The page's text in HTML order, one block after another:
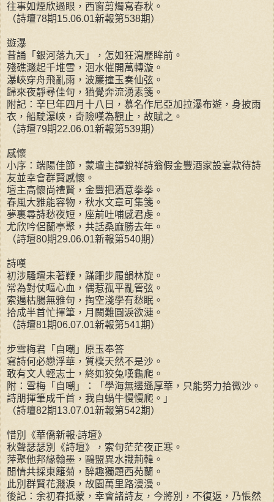
往事如煙欣過眼，西窗剪燭寫春秋。
（詩壇78期15.06.01新報第538期）
遊瀑
昔誦「銀河落九天」，怎如狂瀉歷眸前。
殘礁濺起千堆雪，洄水催開萬轉漩。
瀑峽穿舟飛亂雨，波簾撞玉奏仙弦。
歸來夜靜尋佳句，猶覺奔流湧素箋。
附記：辛巳年四月十八日，慕名作尼亞加拉瀑布遊，身披雨
衣，船駛瀑峽，奇險嘆為觀止，故賦之。
（詩壇79期22.06.01新報第539期）
感懷
小序：端陽佳節，蒙壇主譚銳祥詩翁假金豐酒家設宴款待詩
友並幸會群賢感懷。
壇主高懷尚禮賢，金豐把酒意拳拳。
春風大雅能容物，秋水文章可集箋。
夢裏尋詩愁夜短，座前吐哺感君虔。
尤欣吟侶蘭亭聚，共話桑麻勝去年。
（詩壇80期29.06.01新報第540期）
詩嘆
初涉騷壇未著鞭，蹣跚步履韻林旋。
常為對仗嘔心血，偶惹孤平亂管弦。
索遍枯腸無雅句，掏空淺學有愁眠。
拾成半首忙揮筆，月闕難圓淚欲漣。
（詩壇81期06.07.01新報第541期）
步雪梅君「自嘲」原玉奉答
寫詩何必戀浮華，質樸天然不是沙。
敢有文人輕志士，終如狡兔嘆龜爬。
附：雪梅「自嘲」：「學海無邊遜厚華，只能努力拾微沙。
詩朋揮筆成千首，我自蝸牛慢慢爬。」
（詩壇82期13.07.01新報第542期）
惜別《華僑新報‧詩壇》
秋聲瑟瑟別《詩壇》，索句茫茫夜正寒。
萍聚他邦緣翰墨，鷗盟異水識荊韓。
閒情共採東籬菊，醉趣獨題西苑蘭。
此別群賢花濺淚，故園萬里路漫漫。
後記：余初春抵蒙，幸會諸詩友，今將別，不復返，乃悵然